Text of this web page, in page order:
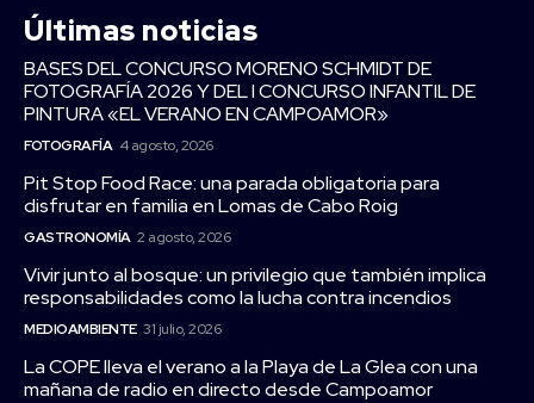
Últimas noticias
BASES DEL CONCURSO MORENO SCHMIDT DE
FOTOGRAFÍA 2026 Y DEL I CONCURSO INFANTIL DE
PINTURA «EL VERANO EN CAMPOAMOR»
FOTOGRAFÍA 4 agosto, 2026
Pit Stop Food Race: una parada obligatoria para
disfrutar en familia en Lomas de Cabo Roig
GASTRONOMÍA 2 agosto, 2026
Vivir junto al bosque: un privilegio que también implica
responsabilidades como la lucha contra incendios
MEDIOAMBIENTE 31 julio, 2026
La COPE lleva el verano a la Playa de La Glea con una
mañana de radio en directo desde Campoamor